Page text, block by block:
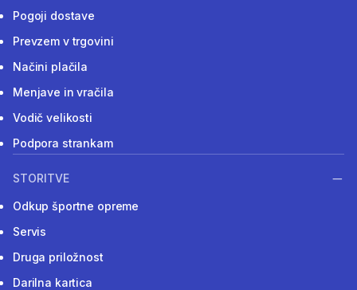
Pogoji dostave
Prevzem v trgovini
Načini plačila
Menjave in vračila
Vodič velikosti
Podpora strankam
STORITVE
Odkup športne opreme
Servis
Druga priložnost
Darilna kartica